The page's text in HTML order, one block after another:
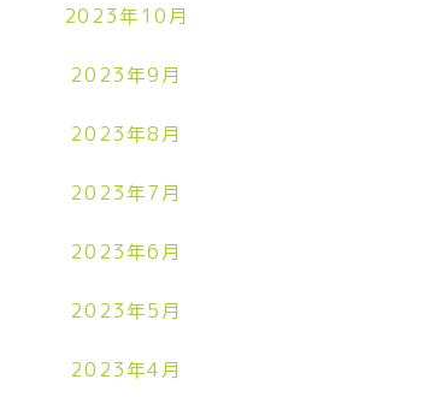
2023年10月
2023年9月
2023年8月
2023年7月
2023年6月
2023年5月
2023年4月